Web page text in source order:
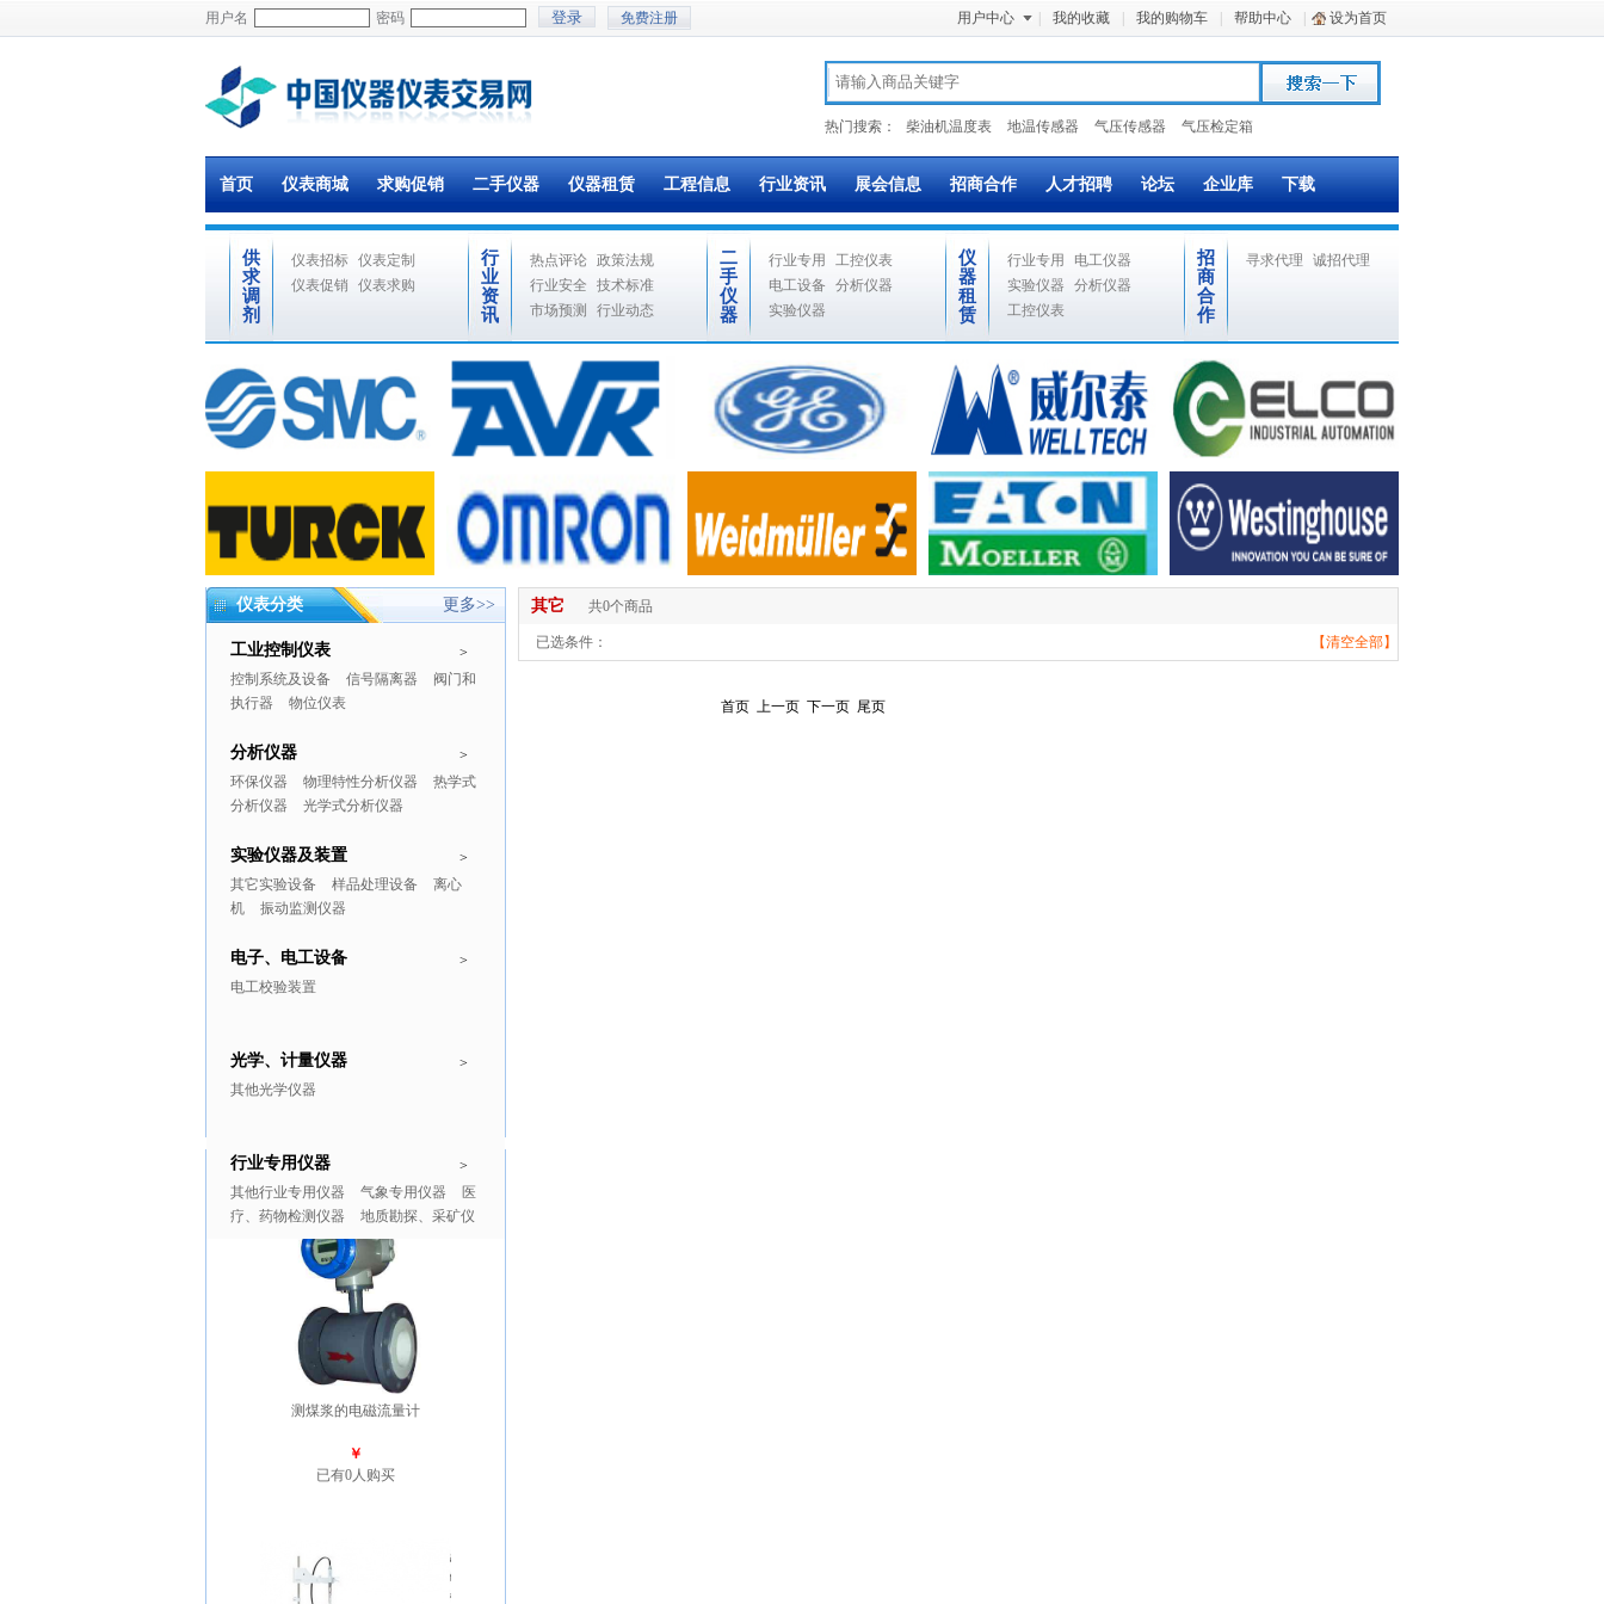
用户名 密码 免费注册 用户中心 我的收藏 我的购物车 帮助中心 设为首页
热门搜索： 柴油机温度表 地温传感器 气压传感器 气压检定箱
首页 仪表商城 求购促销 二手仪器 仪器租赁 工程信息 行业资讯 展会信息 招商合作 人才招聘 论坛 企业库 下载
供
求
调
剂
仪表招标 仪表定制
仪表促销
仪表求购
行
业
资
讯
热点评论 政策法规
行业安全
技术标准
市场预测
行业动态
二
手
仪
器
行业专用
工控仪表
电工设备
分析仪器
实验仪器
仪
器
租
赁
行业专用
电工仪器
实验仪器
分析仪器
工控仪表
招
商
合
作
寻求代理 诚招代理
仪表分类 更多>>
>
工业控制仪表
控制系统及设备 信号隔离器
阀门和
执行器
物位仪表
>
分析仪器
环保仪器 物理特性分析仪器
热学式
分析仪器
光学式分析仪器
>
实验仪器及装置
其它实验设备 样品处理设备
离心
机
振动监测仪器
>
电子、电工设备
电工校验装置
>
光学、计量仪器
其他光学仪器
>
行业专用仪器
其他行业专用仪器 气象专用仪器
医
疗、药物检测仪器
地质勘探、采矿仪
推广商品 更多>>
测煤浆的电磁流量计
￥
已有0人购买
其它 共0个商品
【清空全部】
已选条件：
首页 上一页 下一页 尾页